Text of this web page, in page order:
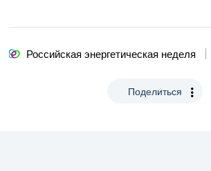
Российская энергетическая неделя
Поделиться